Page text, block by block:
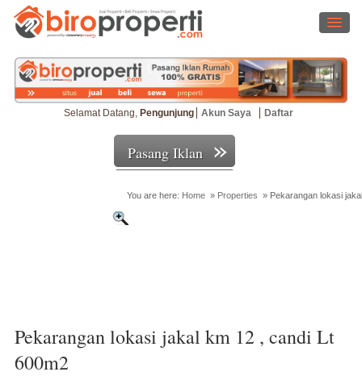
Selamat Datang, Pengunjung Akun Saya Daftar
Pasang Iklan
You are here: Home » Properties » Pekarangan lokasi
Pekarangan lokasi jakal km 12 , candi Lt
600m2